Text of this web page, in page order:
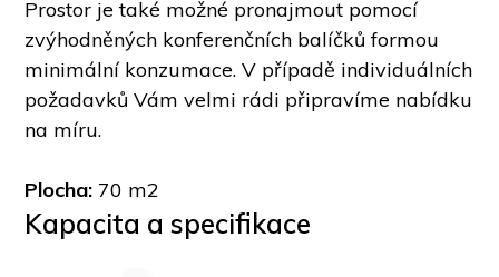
Prostor je také možné pronajmout pomocí
zvýhodněných konferenčních balíčků formou
minimální konzumace. V případě individuálních
požadavků Vám velmi rádi připravíme nabídku
na míru.
Plocha: 70 m2
Kapacita a specifikace